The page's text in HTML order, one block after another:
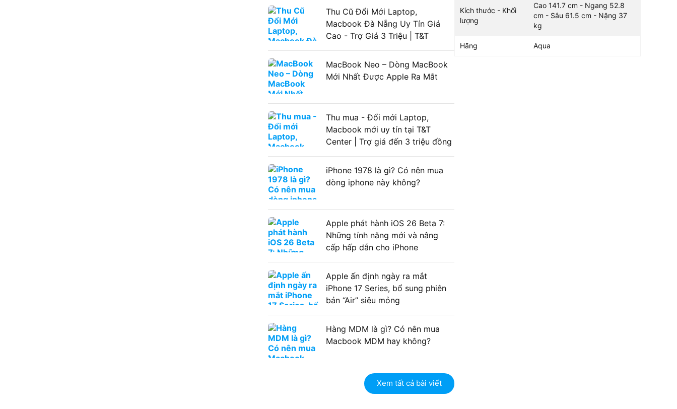
Kích thước - Khối
lượng
Cao 141.7 cm - Ngang 52.8
cm - Sâu 61.5 cm - Nặng 37
kg
Hãng Aqua
Thu Cũ Đổi Mới Laptop,
Macbook Đà Nẵng Uy Tín Giá
Cao - Trợ Giá 3 Triệu | T&T
MacBook Neo – Dòng MacBook
Mới Nhất Được Apple Ra Mắt
Thu mua - Đổi mới Laptop,
Macbook mới uy tín tại T&T
Center | Trợ giá đến 3 triệu đồng
iPhone 1978 là gì? Có nên mua
dòng iphone này không?
Apple phát hành iOS 26 Beta 7:
Những tính năng mới và nâng
cấp hấp dẫn cho iPhone
Apple ấn định ngày ra mắt
iPhone 17 Series, bổ sung phiên
bản “Air” siêu mỏng
Hàng MDM là gì? Có nên mua
Macbook MDM hay không?
Xem tất cả bài viết